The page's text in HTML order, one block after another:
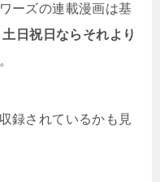
ーズの連載漫画は基
日祝日ならそれより
録されているかも見